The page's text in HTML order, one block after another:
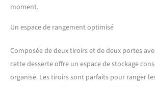
rangé et
de rouleaux
flexible : équipé
rouleaux
avec freins de
moment.
Un espace de rangement optimisé
Composée de deux tiroirs et de deux portes
cette desserte offre un espace de stockage
organisé. Les tiroirs sont parfaits pour ranger